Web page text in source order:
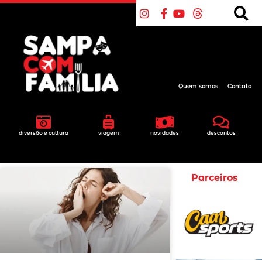
diversão e cultura viagem novidades descontos
Quem somos Contato
Parceiros